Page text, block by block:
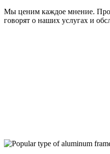
Мы ценим каждое мнение.
говорят о наших услугах и